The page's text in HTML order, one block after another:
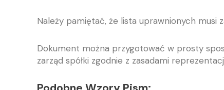
Należy pamiętać, że lista uprawnionych musi
Dokument można przygotować w prosty
zarząd spółki zgodnie z zasadami